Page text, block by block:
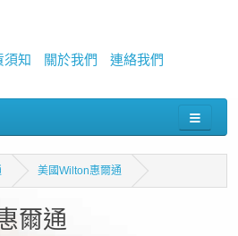
須知 關於我們 連絡我們
美國Wilton惠爾通
爾通